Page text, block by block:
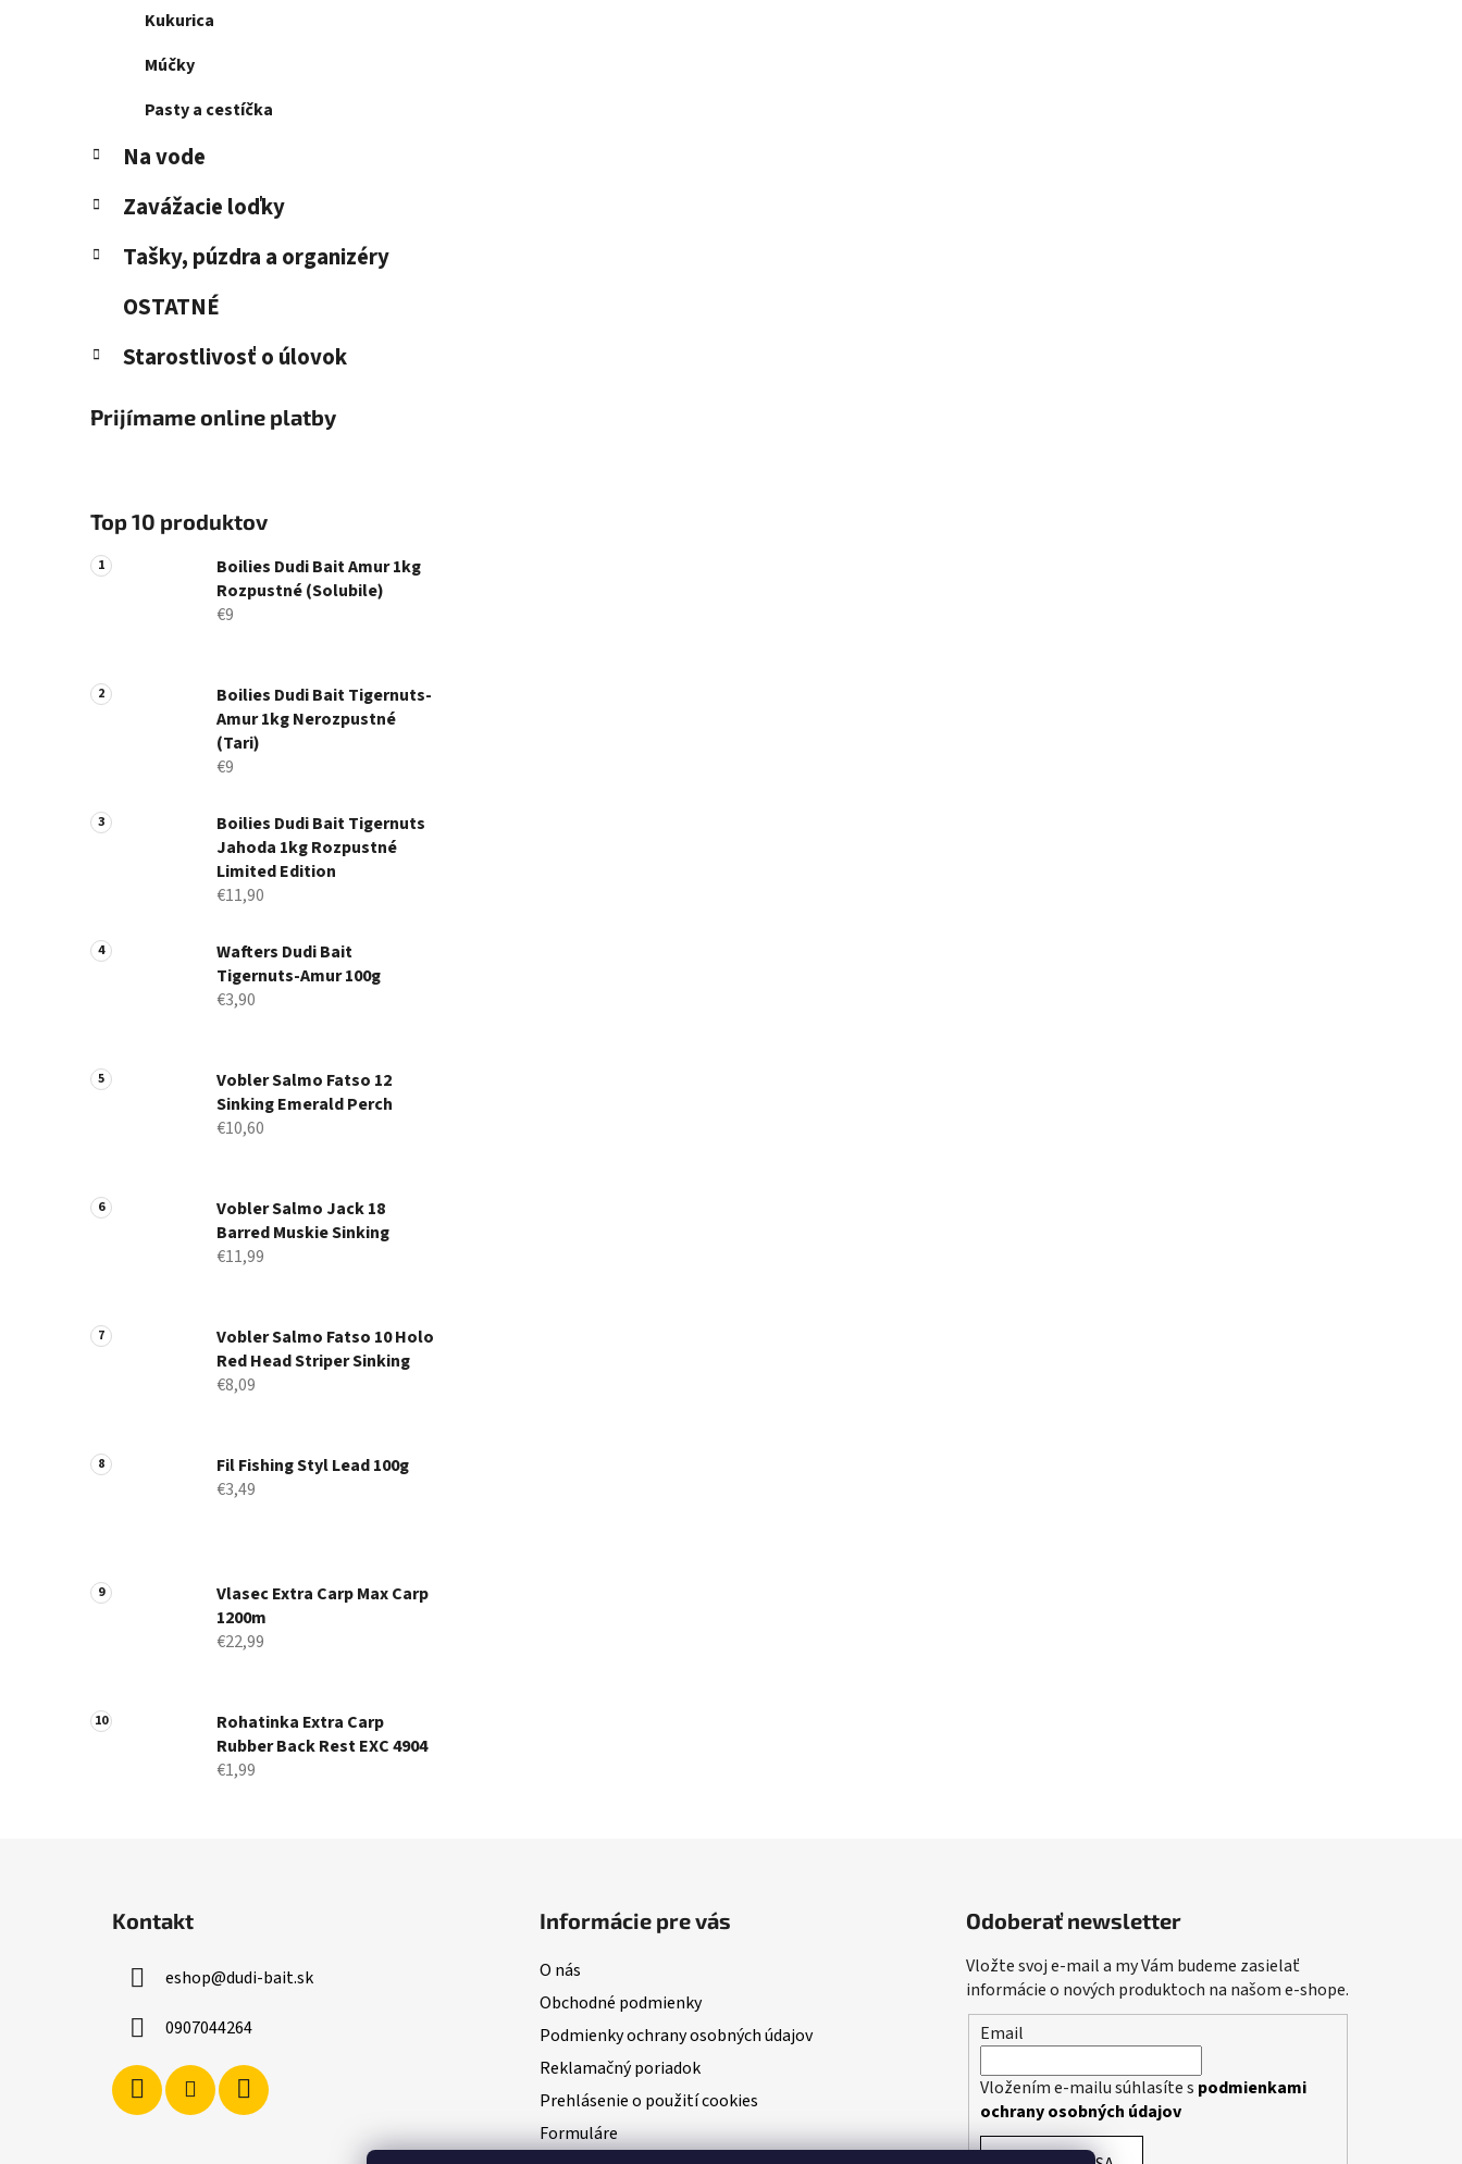
Kukurica
Múčky
Pasty a cestíčka
Na vode
Zavážacie loďky
Tašky, púzdra a organizéry
OSTATNÉ
Starostlivosť o úlovok
Prijímame online platby
Top 10 produktov
Boilies Dudi Bait Amur 1kg
Rozpustné (Solubile)
€9
Boilies Dudi Bait Tigernuts-
Amur 1kg Nerozpustné
(Tari)
€9
Boilies Dudi Bait Tigernuts
Jahoda 1kg Rozpustné
Limited Edition
€11,90
Wafters Dudi Bait
Tigernuts-Amur 100g
€3,90
Vobler Salmo Fatso 12
Sinking Emerald Perch
€10,60
Vobler Salmo Jack 18
Barred Muskie Sinking
€11,99
Vobler Salmo Fatso 10 Holo
Red Head Striper Sinking
€8,09
Fil Fishing Styl Lead 100g
€3,49
Vlasec Extra Carp Max Carp
1200m
€22,99
Rohatinka Extra Carp
Rubber Back Rest EXC 4904
€1,99
Kontakt
eshop@dudi-bait.sk
0907044264
Informácie pre vás
O nás
Obchodné podmienky
Podmienky ochrany osobných údajov
Reklamačný poriadok
Prehlásenie o použití cookies
Formuláre
Odoberať newsletter
Vložte svoj e-mail a my Vám budeme zasielať
informácie o nových produktoch na našom e-shope.
Email
Vložením e-mailu súhlasíte s podmienkami
ochrany osobných údajov